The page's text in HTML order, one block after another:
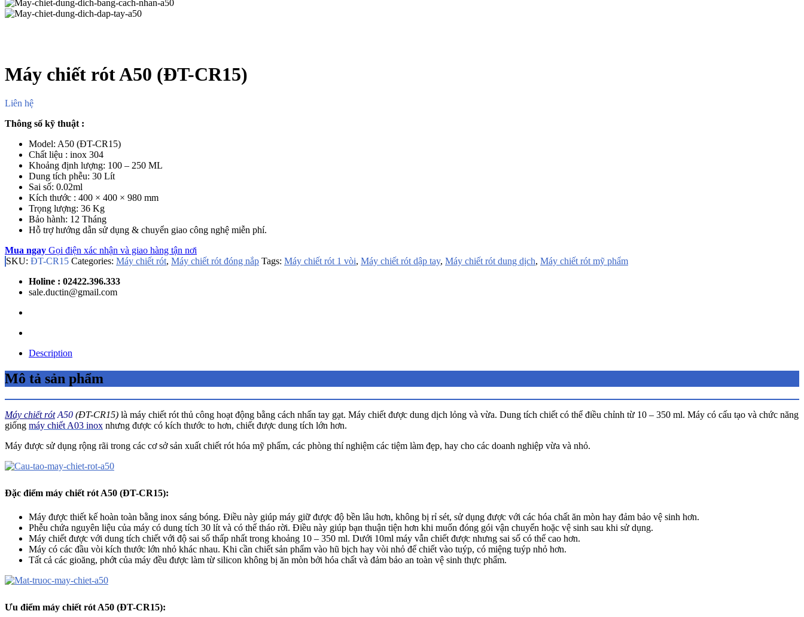
Máy chiết rót A50 (ĐT-CR15)
Liên hệ
Thông số kỹ thuật :
Model: A50 (ĐT-CR15)
Chất liệu : inox 304
Khoảng định lượng: 100 – 250 ML
Dung tích phễu: 30 Lít
Sai số: 0.02ml
Kích thước : 400 × 400 × 980 mm
Trọng lượng: 36 Kg
Bảo hành: 12 Tháng
Hỗ trợ hướng dẫn sử dụng & chuyển giao công nghệ miễn phí.
Mua ngay Gọi điện xác nhận và giao hàng tận nơi
SKU: ĐT-CR15 Categories: Máy chiết rót, Máy chiết rót đóng nắp Tags: Máy chiết rót 1 vòi, Máy chiết rót dập tay, Máy chiết rót dung dịch, Máy chiết rót mỹ phẩm
Holine : 02422.396.333
sale.ductin@gmail.com
Description
Mô tả sản phẩm
Máy chiết rótA50 (ĐT-CR15) là máy chiết rót thủ công hoạt động bằng cách nhấn tay gạt. Máy chiết được dung dịch lỏng và vừa. Dung tích chiết có thể điều chỉnh từ 10 – 350 ml. Máy có cấu tạo và chức năng
giống máy chiết A03 inox nhưng được có kích thước to hơn, chiết được dung tích lớn hơn.
Máy được sử dụng rộng rãi trong các cơ sở sản xuất chiết rót hóa mỹ phẩm, các phòng thí nghiệm các tiệm làm đẹp, hay cho các doanh nghiệp vừa và nhỏ.
Đặc điểm máy chiết rót A50 (ĐT-CR15):
Máy được thiết kế hoàn toàn bằng inox sáng bóng. Điều này giúp máy giữ được độ bền lâu hơn, không bị rỉ sét, sử dụng được với các hóa chất ăn mòn hay đảm bảo vệ sinh hơn.
Phễu chứa nguyên liệu của máy có dung tích 30 lít và có thể tháo rời. Điều này giúp bạn thuận tiện hơn khi muốn đóng gói vận chuyển hoặc vệ sinh sau khi sử dụng.
Máy chiết được với dung tích chiết với độ sai số thấp nhất trong khoảng 10 – 350 ml. Dưới 10ml máy vẫn chiết được nhưng sai số có thể cao hơn.
Máy có các đầu vòi kích thước lớn nhỏ khác nhau. Khi cần chiết sản phẩm vào hũ bịch hay vòi nhỏ để chiết vào tuýp, có miệng tuýp nhỏ hơn.
Tất cả các gioăng, phớt của máy đều được làm từ silicon không bị ăn mòn bởi hóa chất và đảm bảo an toàn vệ sinh thực phẩm.
Ưu điểm máy chiết rót A50 (ĐT-CR15):